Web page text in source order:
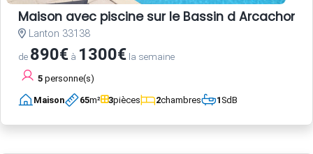
Maison avec piscine sur le Bassin d Arcachon
Lanton 33138
de 890€ à 1300€ la semaine
5 personne(s)
Maison 65m² 3pièces 2chambres 1SdB